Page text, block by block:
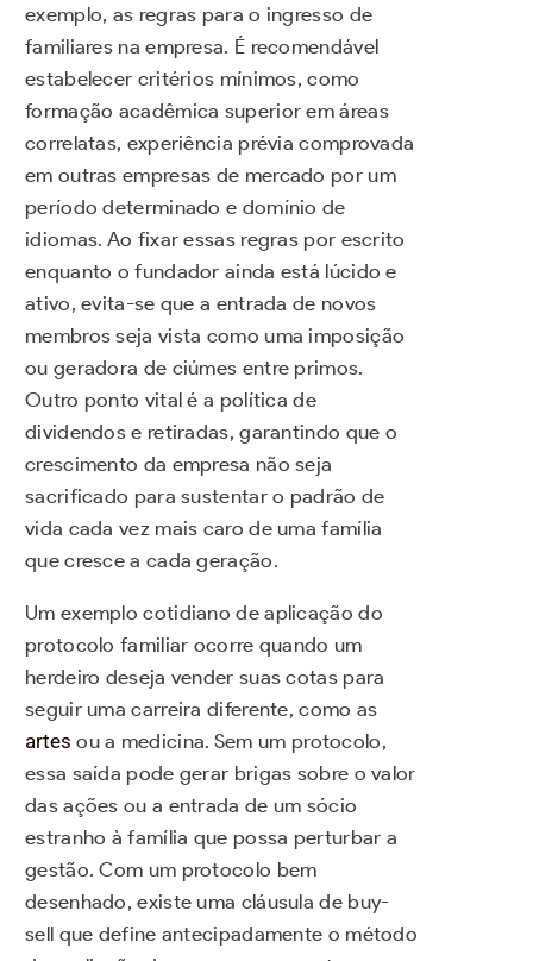
exemplo, as regras para o ingresso de
familiares na empresa. É recomendável
estabelecer critérios mínimos, como
formação acadêmica superior em áreas
correlatas, experiência prévia comprovada
em outras empresas de mercado por um
período determinado e domínio de
idiomas. Ao fixar essas regras por escrito
enquanto o fundador ainda está lúcido e
ativo, evita-se que a entrada de novos
membros seja vista como uma imposição
ou geradora de ciúmes entre primos.
Outro ponto vital é a política de
dividendos e retiradas, garantindo que o
crescimento da empresa não seja
sacrificado para sustentar o padrão de
vida cada vez mais caro de uma família
que cresce a cada geração.
Um exemplo cotidiano de aplicação do
protocolo familiar ocorre quando um
herdeiro deseja vender suas cotas para
seguir uma carreira diferente, como as
artes ou a medicina. Sem um protocolo,
essa saída pode gerar brigas sobre o valor
das ações ou a entrada de um sócio
estranho à família que possa perturbar a
gestão. Com um protocolo bem
desenhado, existe uma cláusula de buy-
sell que define antecipadamente o método